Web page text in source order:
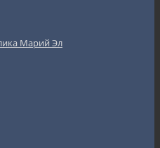
Марий Эл